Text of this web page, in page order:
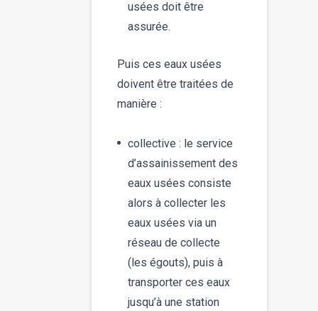
usées doit être
assurée.
Puis ces eaux usées
doivent être traitées de
manière :
collective : le service
d’assainissement des
eaux usées consiste
alors à collecter les
eaux usées via un
réseau de collecte
(les égouts), puis à
transporter ces eaux
jusqu’à une station